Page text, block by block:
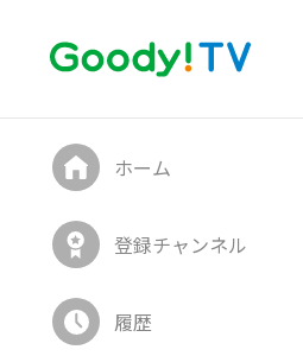
ホーム
登録チャンネル
履歴